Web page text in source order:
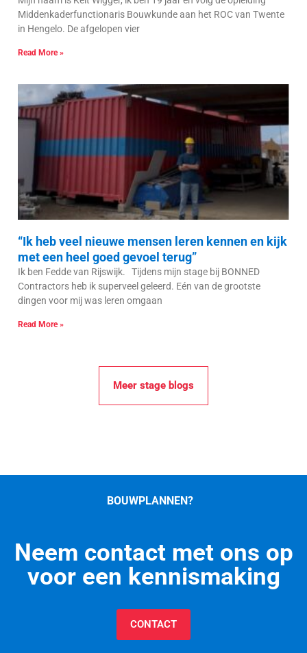
Middenkaderfunctionaris Bouwkunde aan het ROC van Twente
in Hengelo. De afgelopen vier
Read More »
“Ik heb veel nieuwe mensen leren kennen en kijk
met een heel goed gevoel terug”
Ik ben Fedde van Rijswijk. Tijdens mijn stage bij BONNED
Contractors heb ik superveel geleerd. Eén van de grootste
dingen voor mij was leren omgaan
Read More »
Meer stage blogs
BOUWPLANNEN?
Neem contact met ons op
voor een kennismaking
CONTACT